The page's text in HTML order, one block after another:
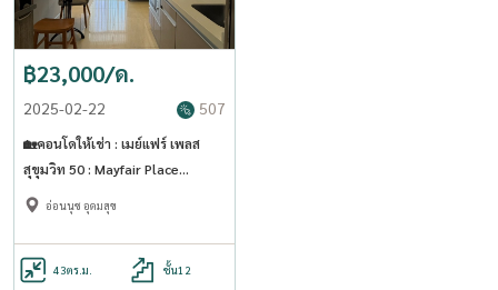
฿23,000/ด.
2025-02-22 507
🏡คอนโดให้เช่า : เมย์แฟร์ เพลส
สุขุมวิท 50 : Mayfair Place
Sukhumvit 50 ((BTS Onnut)) WL-
02 (LINE : @Condo52)
อ่อนนุช อุดมสุข
43ตร.ม. ชั้น12